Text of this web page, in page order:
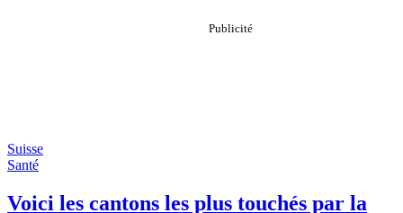
Suisse
Santé
Voici les cantons les plus touchés par la